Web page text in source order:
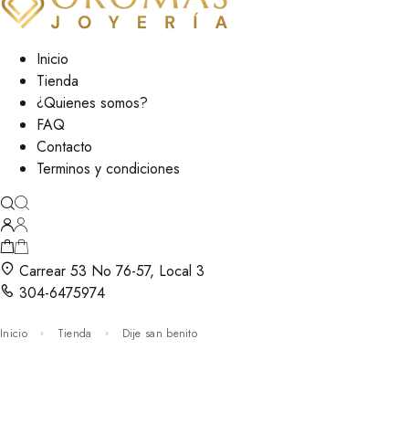
Inicio
Tienda
¿Quienes somos?
FAQ
Contacto
Terminos y condiciones
Carrear 53 No 76-57, Local 3
304-6475974
Inicio Tienda Dije san benito